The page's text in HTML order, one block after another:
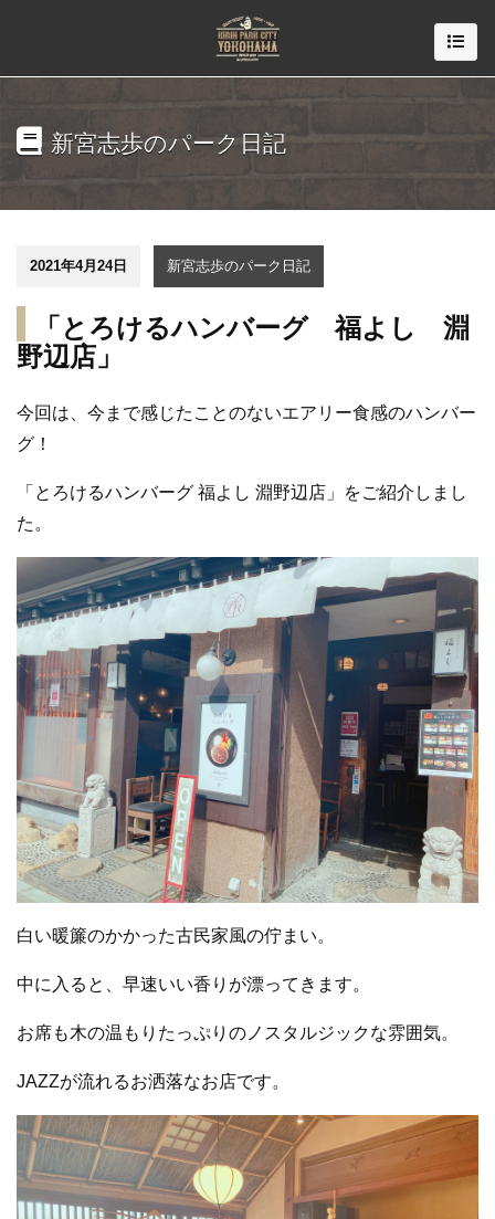
新宮志歩のパーク日記
2021年4月24日 新宮志歩のパーク日記
「とろけるハンバーグ 福よし 淵
野辺店」
今回は、 今まで感じたことのないエアリー食感のハンバー
グ！
「 とろけるハンバーグ 福よし 淵野辺店」
をご紹介しまし
た。
白い暖簾のかかった古民家風の佇まい。
中に入ると、早速いい香りが漂ってきます。
お席も木の温もりたっぷりのノスタルジックな雰囲気。
JAZZが流れるお洒落なお店です。